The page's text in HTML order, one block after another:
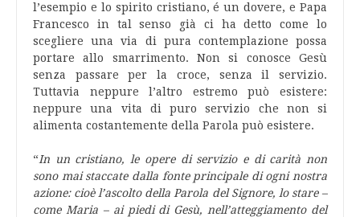
l’esempio e lo spirito cristiano, é un dovere, e Papa
Francesco in tal senso già ci ha detto come lo
scegliere una via di pura contemplazione possa
portare allo smarrimento. Non si conosce Gesù
senza passare per la croce, senza il servizio.
Tuttavia neppure l’altro estremo può esistere:
neppure una vita di puro servizio che non si
alimenta costantemente della Parola può esistere.
“In un cristiano, le opere di servizio e di carità non
sono mai staccate dalla fonte principale di ogni nostra
azione: cioè l’ascolto della Parola del Signore, lo stare –
come Maria – ai piedi di Gesù, nell’atteggiamento del